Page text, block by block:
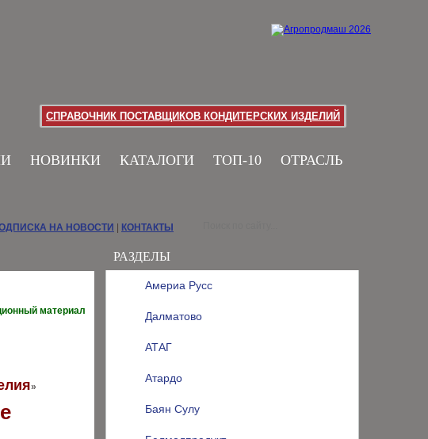
СПРАВОЧНИК ПОСТАВЩИКОВ КОНДИТЕРСКИХ ИЗДЕЛИЙ
НОВИНКИ КАТАЛОГИ ТОП-10 ОТРАСЛЬ
РАЗДЕЛЫ
Америа Русс
Далматово
АТАГ
Атардо
Баян Сулу
НА НОВОСТИ КОНТАКТЫ
материал
»